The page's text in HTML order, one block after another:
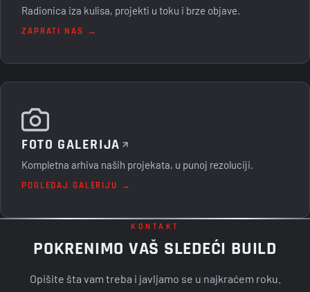
Radionica iza kulisa, projekti u toku i brze objave.
ZAPRATI NAS →
FOTO GALERIJA
Kompletna arhiva naših projekata, u punoj rezoluciji.
POGLEDAJ GALERIJU →
KONTAKT
POKRENIMO VAŠ SLEDEĆI BUILD
Opišite šta vam treba i javljamo se u najkraćem roku.